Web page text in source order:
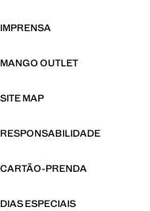
IMPRENSA
MANGO OUTLET
SITE MAP
RESPONSABILIDADE
CARTÃO-PRENDA
DIAS ESPECIAIS